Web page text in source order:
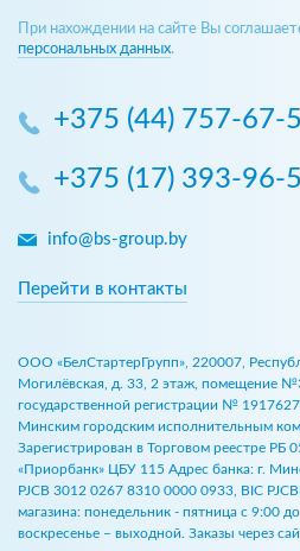
При нахождении на сайте Вы
персональных данных.
+375 (44) 757-67-
+375 (17) 393-96-
info@bs-group.by
Перейти в контакты
ООО «БелСтартерГрупп», 220007,
Могилёвская, д. 33, 2 этаж, помещение
государственной регистрации №
Минским городским исполнительным
Зарегистрирован в Торговом реестре
«Приорбанк» ЦБУ 115 Адрес банка: г.
PJCB 3012 0267 8310 0000 0933, BIC
магазина: понедельник - пятница с 9:00
воскресенье – выходной. Заказы через